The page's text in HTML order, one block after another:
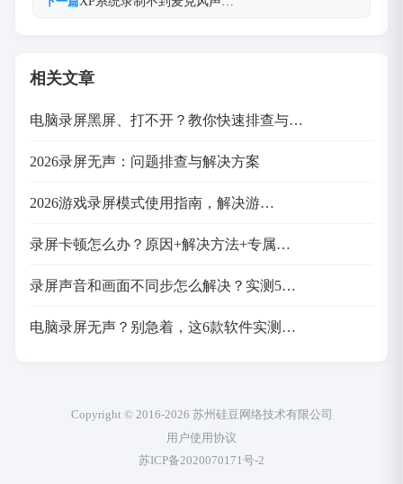
相关文章
电脑录屏黑屏、打不开？教你快速排查与…
2026录屏无声：问题排查与解决方案
2026游戏录屏模式使用指南，解决游…
录屏卡顿怎么办？原因+解决方法+专属…
录屏声音和画面不同步怎么解决？实测5…
电脑录屏无声？别急着，这6款软件实测…
Copyright © 2016-2026 苏州硅豆网络技术有限公司
用户使用协议
苏ICP备2020070171号-2